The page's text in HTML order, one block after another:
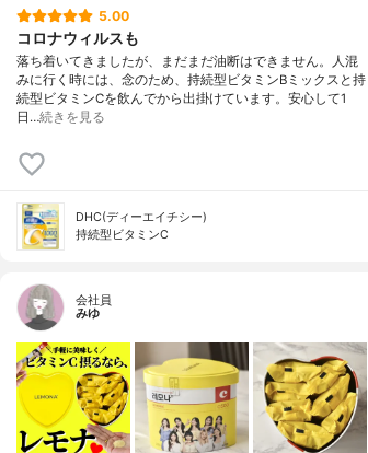
5.00
コロナウィルスも
落ち着いてきましたが、まだまだ油断はできません。人混
みに行く時には、念のため、持続型ビタミンBミックスと持
続型ビタミンCを飲んでから出掛けています。安心して1
日…続きを見る
DHC(ディーエイチシー)
持続型ビタミンC
会社員
みゆ